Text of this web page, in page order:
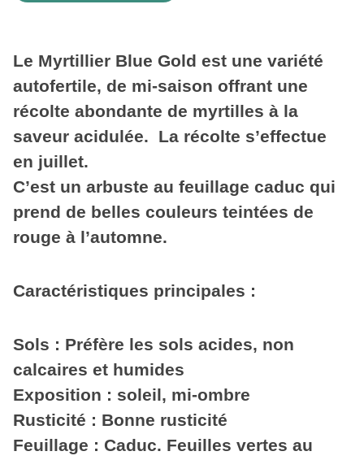
Le Myrtillier Blue Gold est une variété
autofertile, de mi-saison offrant une
récolte abondante de myrtilles à la
saveur acidulée. La récolte s’effectue
en juillet.
C’est un arbuste au feuillage caduc qui
prend de belles couleurs teintées de
rouge à l’automne.
Caractéristiques principales :
Sols : Préfère les sols acides, non
calcaires et humides
Exposition : soleil, mi-ombre
Rusticité : Bonne rusticité
Feuillage : Caduc. Feuilles vertes au